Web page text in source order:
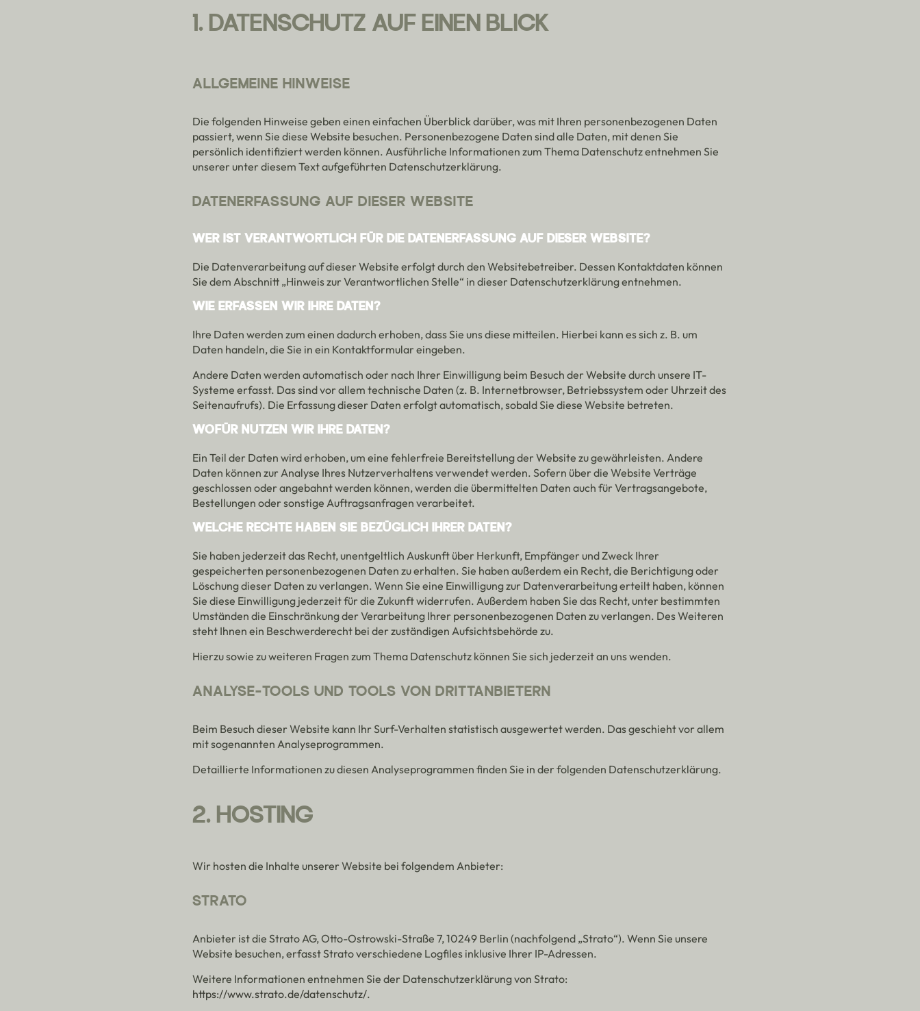
1. DATENSCHUTZ AUF EINEN BLICK
ALLGEMEINE HINWEISE
Die folgenden Hinweise geben einen einfachen Überblick darüber, was mit Ihren personenbezogenen Daten
passiert, wenn Sie diese Website besuchen. Personenbezogene Daten sind alle Daten, mit denen Sie
persönlich identifiziert werden können. Ausführliche Informationen zum Thema Datenschutz entnehmen Sie
unserer unter diesem Text aufgeführten Datenschutzerklärung.
DATENERFASSUNG AUF DIESER WEBSITE
WER IST VERANTWORTLICH FÜR DIE DATENERFASSUNG AUF DIESER WEBSITE?
Die Datenverarbeitung auf dieser Website erfolgt durch den Websitebetreiber. Dessen Kontaktdaten können
Sie dem Abschnitt „Hinweis zur Verantwortlichen Stelle“ in dieser Datenschutzerklärung entnehmen.
WIE ERFASSEN WIR IHRE DATEN?
Ihre Daten werden zum einen dadurch erhoben, dass Sie uns diese mitteilen. Hierbei kann es sich z. B. um
Daten handeln, die Sie in ein Kontaktformular eingeben.
Andere Daten werden automatisch oder nach Ihrer Einwilligung beim Besuch der Website durch unsere IT-
Systeme erfasst. Das sind vor allem technische Daten (z. B. Internetbrowser, Betriebssystem oder Uhrzeit des
Seitenaufrufs). Die Erfassung dieser Daten erfolgt automatisch, sobald Sie diese Website betreten.
WOFÜR NUTZEN WIR IHRE DATEN?
Ein Teil der Daten wird erhoben, um eine fehlerfreie Bereitstellung der Website zu gewährleisten. Andere
Daten können zur Analyse Ihres Nutzerverhaltens verwendet werden. Sofern über die Website Verträge
geschlossen oder angebahnt werden können, werden die übermittelten Daten auch für Vertragsangebote,
Bestellungen oder sonstige Auftragsanfragen verarbeitet.
WELCHE RECHTE HABEN SIE BEZÜGLICH IHRER DATEN?
Sie haben jederzeit das Recht, unentgeltlich Auskunft über Herkunft, Empfänger und Zweck Ihrer
gespeicherten personenbezogenen Daten zu erhalten. Sie haben außerdem ein Recht, die Berichtigung oder
Löschung dieser Daten zu verlangen. Wenn Sie eine Einwilligung zur Datenverarbeitung erteilt haben, können
Sie diese Einwilligung jederzeit für die Zukunft widerrufen. Außerdem haben Sie das Recht, unter bestimmten
Umständen die Einschränkung der Verarbeitung Ihrer personenbezogenen Daten zu verlangen. Des Weiteren
steht Ihnen ein Beschwerderecht bei der zuständigen Aufsichtsbehörde zu.
Hierzu sowie zu weiteren Fragen zum Thema Datenschutz können Sie sich jederzeit an uns wenden.
ANALYSE-TOOLS UND TOOLS VON DRITT­ANBIETERN
Beim Besuch dieser Website kann Ihr Surf-Verhalten statistisch ausgewertet werden. Das geschieht vor allem
mit sogenannten Analyseprogrammen.
Detaillierte Informationen zu diesen Analyseprogrammen finden Sie in der folgenden Datenschutzerklärung.
2. HOSTING
Wir hosten die Inhalte unserer Website bei folgendem Anbieter:
STRATO
Anbieter ist die Strato AG, Otto-Ostrowski-Straße 7, 10249 Berlin (nachfolgend „Strato“). Wenn Sie unsere
Website besuchen, erfasst Strato verschiedene Logfiles inklusive Ihrer IP-Adressen.
Weitere Informationen entnehmen Sie der Datenschutzerklärung von Strato:
https://www.strato.de/datenschutz/.